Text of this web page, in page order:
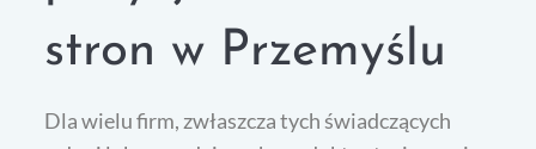
stron w Przemyślu
Dla wielu firm, zwłaszcza tych świadczących